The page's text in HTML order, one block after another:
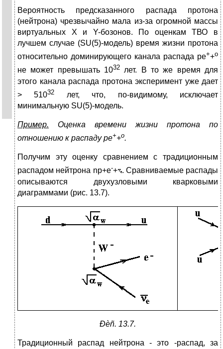
Вероятность предсказанного распада протона
(нейтрона) чрезвычайно мала из-за огромной массы
виртуальных X и Y-бозонов. По оценкам ТВО в
лучшем случае (SU(5)-модель) время жизни протона
относительно доминирующего канала распада pe++o
не может превышать 1032 лет. В то же время для
этого канала распада протона эксперимент уже дает
> 51032 лет, что, по-видимому, исключает
минимальную SU(5)-модель.
Пример. Оценка времени жизни протона по
отношению к распаду pe++o.
Получим эту оценку сравнением с традиционным
распадом нейтрона np+e-+ . Сравниваемые распады
описываются двухузловыми кварковыми
диаграммами (рис. 13.7).
Ðèñ. 13.7.
Традиционный распад нейтрона - это -распад, за